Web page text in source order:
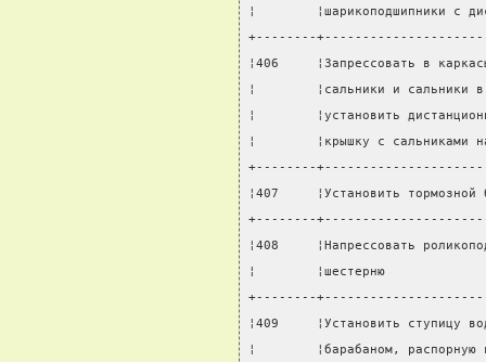
¦        ¦шарикоподшипники с
+--------
¦406     ¦Запрессовать в
¦        ¦сальники и
¦        ¦установить
¦        ¦крышку с
+--------
¦407     ¦Установить
+--------
¦408     ¦Напрессовать
¦        ¦шестерню
+--------
¦409     ¦Установить
¦        ¦барабаном,